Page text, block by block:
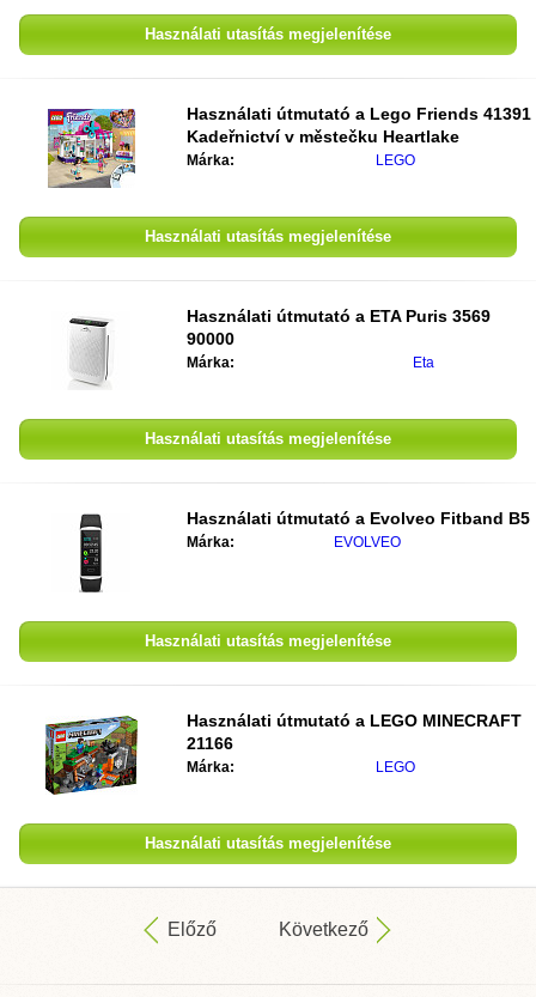
Használati utasítás megjelenítése
Használati útmutató a Lego Friends 41391
Kadeřnictví v městečku Heartlake
Márka: LEGO
Használati utasítás megjelenítése
Használati útmutató a ETA Puris 3569
90000
Márka: Eta
Használati utasítás megjelenítése
Használati útmutató a Evolveo Fitband B5
Márka: EVOLVEO
Használati utasítás megjelenítése
Használati útmutató a LEGO MINECRAFT
21166
Márka: LEGO
Használati utasítás megjelenítése
Előző Következő